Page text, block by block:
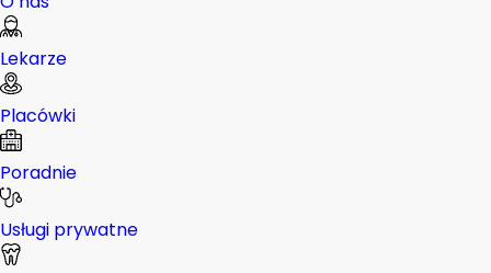
Lekarze
Placówki
Poradnie
Usługi prywatne